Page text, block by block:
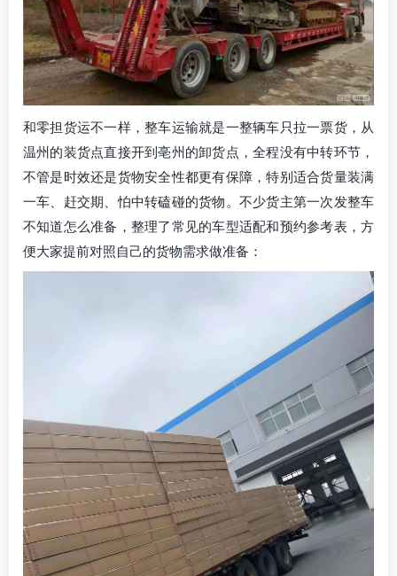
和零担货运不一样，整车运输就是一整辆车只拉一票货，从
温州的装货点直接开到亳州的卸货点，全程没有中转环节，
不管是时效还是货物安全性都更有保障，特别适合货量装满
一车、赶交期、怕中转磕碰的货物。不少货主第一次发整车
不知道怎么准备，整理了常见的车型适配和预约参考表，方
便大家提前对照自己的货物需求做准备：